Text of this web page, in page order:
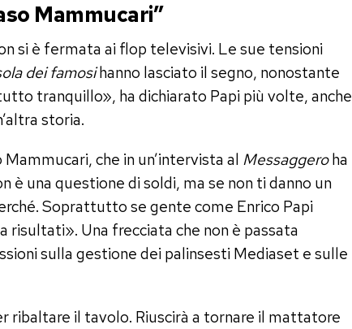
Mammucari”
si è fermata ai flop televisivi. Le sue tensioni
dei famosihanno lasciato il segno, nonostante
tranquillo», ha dichiarato Papi più volte, anche
storia.
che in un’intervista al Messaggeroha
è una questione di soldi, ma se non ti danno un
Soprattutto se gente come Enrico Papi
risultati». Una frecciata che non è passata
sulla gestione dei palinsesti Mediaset e sulle
ribaltare il tavolo. Riuscirà a tornare il mattatore